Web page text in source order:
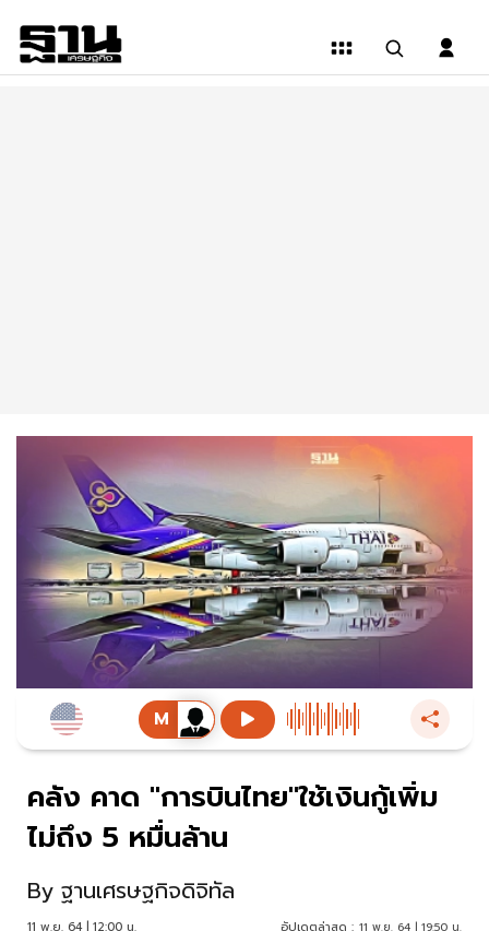
คลัง คาด "การบินไทย"ใช้เงินกู้เพิ่ม
ไม่ถึง 5 หมื่นล้าน
By ฐานเศรษฐกิจดิจิทัล
11 พ.ย. 64 | 12:00 น. อัปเดตล่าสุด : 11 พ.ย. 64 | 19:50 น.